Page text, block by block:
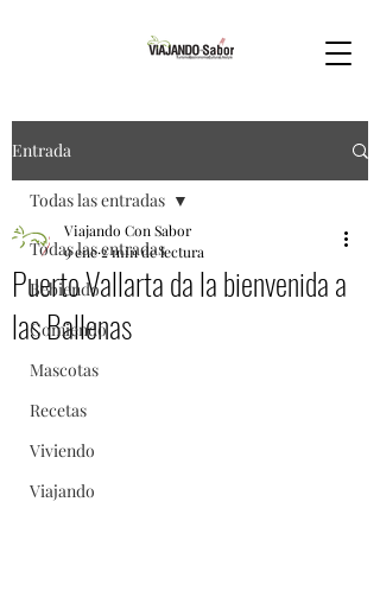
Entrada
Todas las entradas
Bebiendo
Comiendo
Mascotas
Recetas
Viviendo
Viajando
Todas las entradas
Puerto Vallarta da la bienvenida a
las Ballenas
Viajando Con Sabor
9 ene2 min de lectura